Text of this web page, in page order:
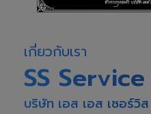
เกี่ยวกับเรา
SS
บริษัท เอส เอส เซอร์วิ